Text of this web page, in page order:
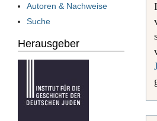
Autoren & Nachweise
Suche
Herausgeber